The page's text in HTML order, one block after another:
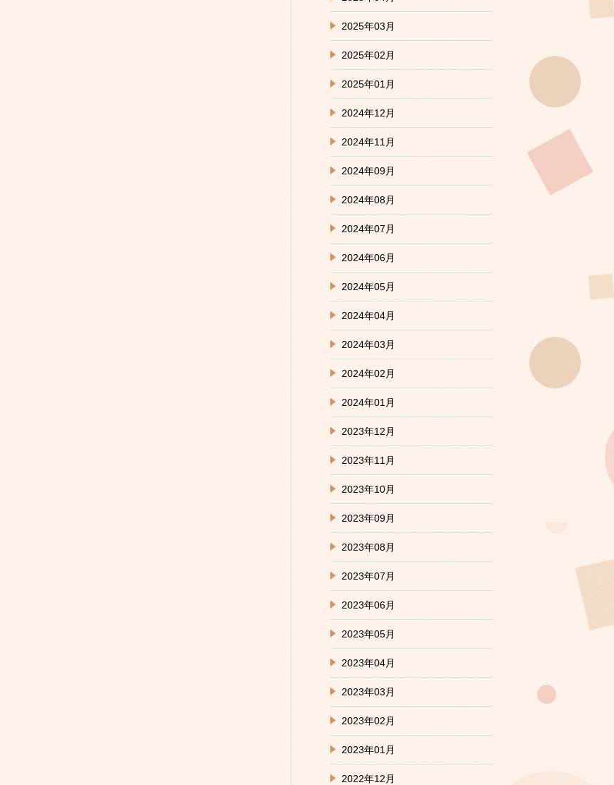
2025年03月
2025年02月
2025年01月
2024年12月
2024年11月
2024年09月
2024年08月
2024年07月
2024年06月
2024年05月
2024年04月
2024年03月
2024年02月
2024年01月
2023年12月
2023年11月
2023年10月
2023年09月
2023年08月
2023年07月
2023年06月
2023年05月
2023年04月
2023年03月
2023年02月
2023年01月
2022年12月